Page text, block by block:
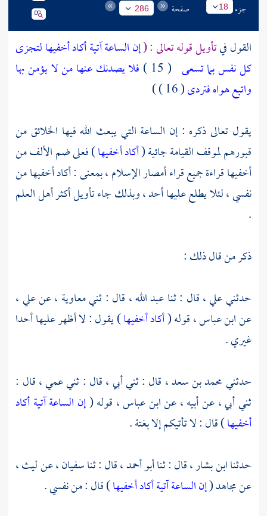
جزء 18 صفحة 286
القول فيتأويل قوله تعالى : (إن الساعة آتية أكاد أخفيها لتجزى
كل نفس بما تسعى ( 15 )
فلا يصدنك عنها من لا يؤمن بها
واتبع هواه فتردى( 16 ) )
يقول تعالى ذكره : إن الساعة التي يبعث الله فيها الخلائق من
قبورهم لموقف القيامة جائية (أكاد أخفيها) فعلى ضم الألف من
أخفيها قراءة جميع قراء أمصار الإسلام ، بمعنى : أكاد أخفيها من
نفسي ، لئلا يطلع عليها أحد ، وبذلك جاء تأويل أكثر أهل العلم
.
ذكر من قال ذلك :
حدثنيعلي ،قال : ثناعبد الله ، قال : ثنيمعاوية ،عنعلي ،
عنابن عباس ،قوله (أكاد أخفيها) يقول : لا أظهر عليها أحدا
غيري .
حدثنيمحمد بن سعد ، قال : ثني أبي ، قال : ثني عمي ، قال :
ثني أبي ، عن أبيه ، عنابن عباس ، قوله (إن الساعة آتية أكاد
أخفيها) قال : لا تأتيكم إلا بغتة .
حدثناابن بشار ،قال : ثناأبو أحمد ،قال : ثناسفيان ،عنليث ،
عنمجاهد(إن الساعة آتية أكاد أخفيها) قال : من نفسي .